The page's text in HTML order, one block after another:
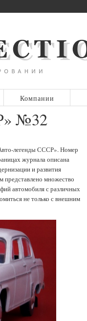
Компании
№32
легенды СССР». Номер
журнала описана
и развития
представлено множество
автомобиля с различных
не только с внешним